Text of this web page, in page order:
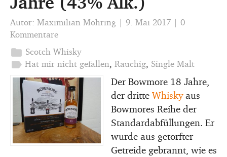
Autor: Maximilian Möhring | 9. Mai 2017 | 0
Kommentare
folder Scotch Whisky
label Hat mir nicht gefallen, Rauchig, Single Malt
Der Bowmore 18 Jahre,
der dritte Whiskyaus
Bowmores Reihe der
Standardabfüllungen. Er
wurde aus getorfter
Getreide gebrannt, wie es